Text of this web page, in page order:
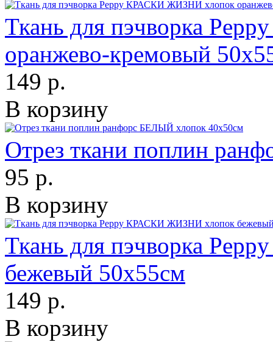
Ткань для пэчворка
оранжево-кремовый
149 р.
В корзину
Отрез ткани поплин
95 р.
В корзину
Ткань для пэчворка
бежевый 50х55см
149 р.
В корзину